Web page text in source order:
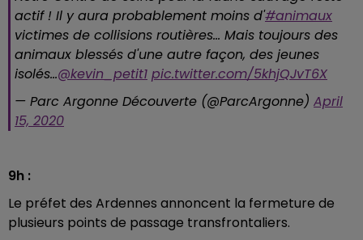
actif ! Il y aura probablement moins d'#animaux
victimes de collisions routières... Mais toujours des
animaux blessés d'une autre façon, des jeunes
isolés...@kevin_petit1 pic.twitter.com/5khjQJvT6X
— Parc Argonne Découverte (@ParcArgonne) April
15, 2020
9h :
Le préfet des Ardennes annoncent la fermeture de
plusieurs points de passage transfrontaliers.